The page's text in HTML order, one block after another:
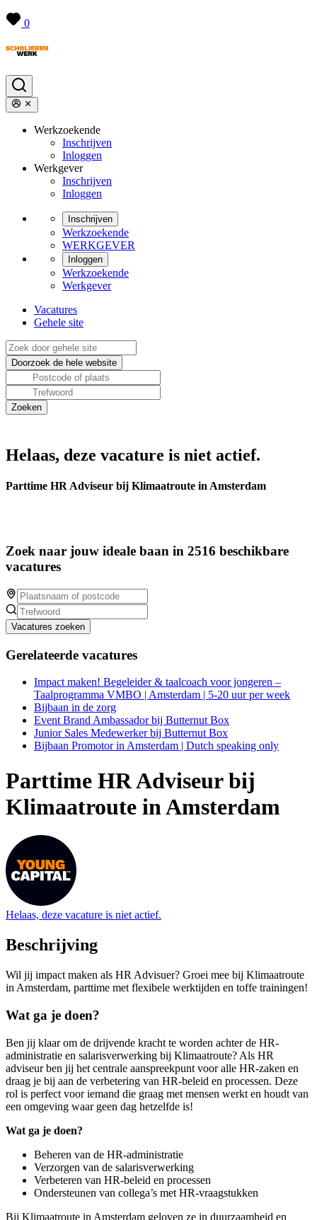
0
Werkzoekende
Inschrijven
Inloggen
Werkgever
Inschrijven
Inloggen
Inschrijven
Werkzoekende
WERKGEVER
Inloggen
Werkzoekende
Werkgever
Vacatures
Gehele site
Helaas, deze vacature is niet actief.
Parttime HR Adviseur bij Klimaatroute in Amsterdam
Zoek naar jouw ideale baan in 2516 beschikbare
vacatures
Vacatures zoeken
Gerelateerde vacatures
Impact maken! Begeleider & taalcoach voor jongeren –
Taalprogramma VMBO | Amsterdam | 5-20 uur per week
Bijbaan in de zorg
Event Brand Ambassador bij Butternut Box
Junior Sales Medewerker bij Butternut Box
Bijbaan Promotor in Amsterdam | Dutch speaking only
Parttime HR Adviseur bij
Klimaatroute in Amsterdam
Helaas, deze vacature is niet actief.
Beschrijving
Wil jij impact maken als HR Advisuer? Groei mee bij Klimaatroute
in Amsterdam, parttime met flexibele werktijden en toffe trainingen!
Wat ga je doen?
Ben jij klaar om de drijvende kracht te worden achter de HR-
administratie en salarisverwerking bij Klimaatroute? Als HR
adviseur ben jij het centrale aanspreekpunt voor alle HR-zaken en
draag je bij aan de verbetering van HR-beleid en processen. Deze
rol is perfect voor iemand die graag met mensen werkt en houdt van
een omgeving waar geen dag hetzelfde is!
Wat ga je doen?
Beheren van de HR-administratie
Verzorgen van de salarisverwerking
Verbeteren van HR-beleid en processen
Ondersteunen van collega’s met HR-vraagstukken
Bij Klimaatroute in Amsterdam geloven ze in duurzaamheid en